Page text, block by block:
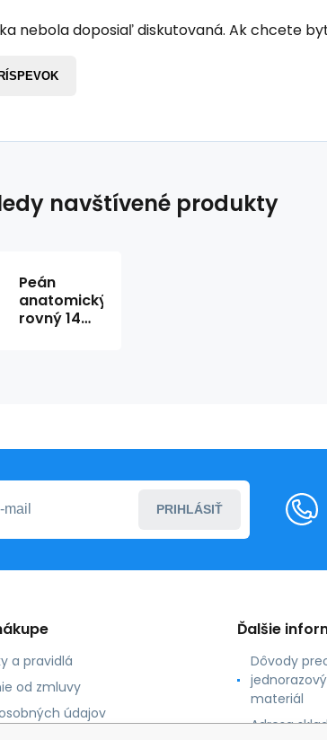
nebola doposiaľ diskutovaná. Ak chcete
navštívené produkty
Peán
anatomický
rovný 14
PRIHLÁSIŤ
a pravidlá
od zmluvy
údajov
Ďalšie
Dôvody
materiál
Adresa